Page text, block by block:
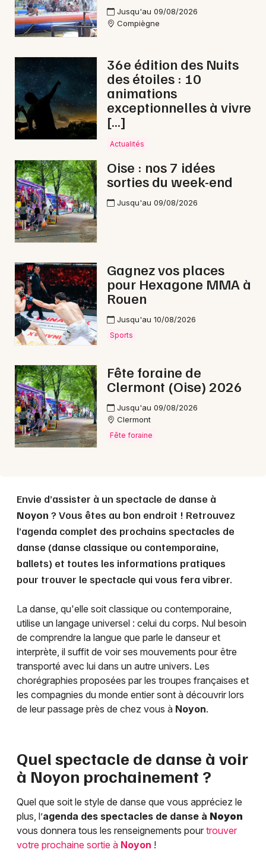
Danse dans l' Oise
Danse dans les Hauts-de-France
Artistes en tournée
Actus à Noyon
Magazine à Noyon
60 - Oise
Choisir mes départements
Mon email
Jusqu'au 09/08/2026
Compiègne
36e édition des Nuits
des étoiles : 10
animations
exceptionnelles à vivre
[…]
Actualités
Oise : nos 7 idées
sorties du week-end
Jusqu'au 09/08/2026
Gagnez vos places
pour Hexagone MMA à
Rouen
Jusqu'au 10/08/2026
Sports
Fête foraine de
Clermont (Oise) 2026
Jusqu'au 09/08/2026
Clermont
Fête foraine
Envie d’assister à un spectacle de danse à
Noyon ? Vous êtes au bon endroit ! Retrouvez
l’agenda complet des prochains spectacles de
danse (danse classique ou contemporaine,
ballets) et toutes les informations pratiques
pour trouver le spectacle qui vous fera vibrer.
La danse, qu'elle soit classique ou contemporaine,
utilise un langage universel : celui du corps. Nul besoin
de comprendre la langue que parle le danseur et
interprète, il suffit de voir ses mouvements pour être
transporté avec lui dans un autre univers. Les
chorégraphies proposées par les troupes françaises et
les compagnies du monde entier sont à découvrir lors
de leur passage près de chez vous à Noyon.
Quel spectacle de danse à voir
à Noyon prochainement ?
Quel que soit le style de danse que vous appréciez le
plus, l’agenda des spectacles de danse à Noyon
vous donnera tous les renseignements pour trouver
votre prochaine sortie à Noyon !